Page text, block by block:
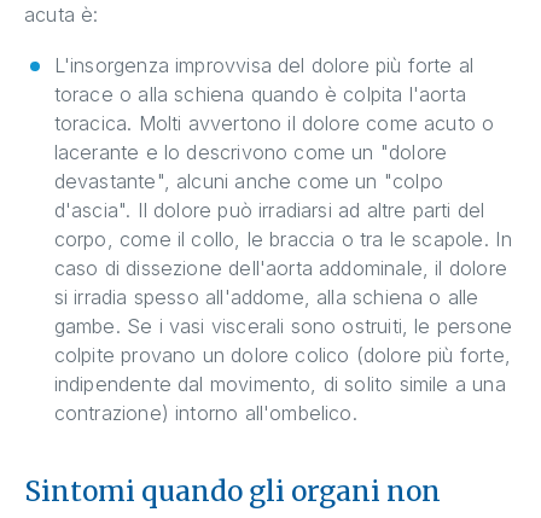
acuta è:
L'insorgenza improvvisa del dolore più forte al
torace o alla schiena quando è colpita l'aorta
toracica. Molti avvertono il dolore come acuto o
lacerante e lo descrivono come un "dolore
devastante", alcuni anche come un "colpo
d'ascia". Il dolore può irradiarsi ad altre parti del
corpo, come il collo, le braccia o tra le scapole. In
caso di dissezione dell'aorta addominale, il dolore
si irradia spesso all'addome, alla schiena o alle
gambe. Se i vasi viscerali sono ostruiti, le persone
colpite provano un dolore colico (dolore più forte,
indipendente dal movimento, di solito simile a una
contrazione) intorno all'ombelico.
Sintomi quando gli organi non